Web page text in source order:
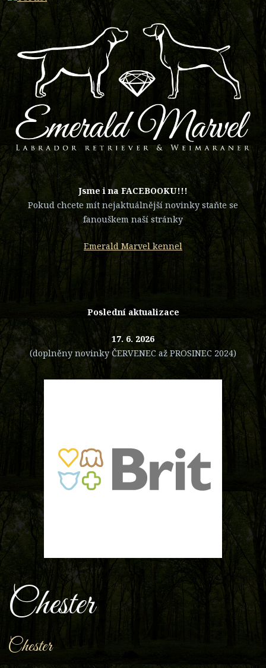
​Jsme i na FACEBOOKU!!!
Pokud chcete mít nejaktuálnější novinky staňte se
fanouškem naší stránky
Emerald Marvel kennel
Poslední aktualizace
17. 6. 2026
(doplněny novinky ČERVENEC až PROSINEC 2024)
Chester
Chester